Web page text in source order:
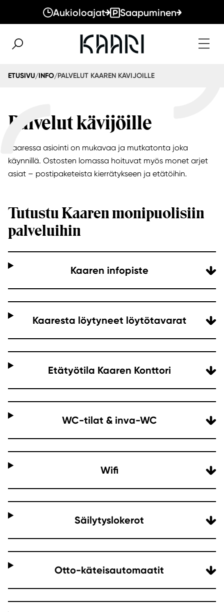
Aukioloajat Saapuminen
ETUSIVU/INFO/PALVELUT KAAREN KÄVIJÖILLE
Palvelut kävijöille
Kaaressa asiointi on mukavaa ja mutkatonta joka
käynnillä. Ostosten lomassa hoituvat myös monet arjet
asiat – postipaketeista kierrätykseen ja etätöihin.
Tutustu Kaaren monipuolisiin
palveluihin
Kaaren infopiste
Kaaresta löytyneet löytötavarat
Etätyötila Kaaren Konttori
WC-tilat & inva-WC
Wifi
Säilytyslokerot
Otto-käteisautomaatit